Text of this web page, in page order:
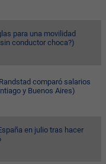
para una movilidad
conductor choca?)
comparó salarios
y Buenos Aires)
en julio tras hacer